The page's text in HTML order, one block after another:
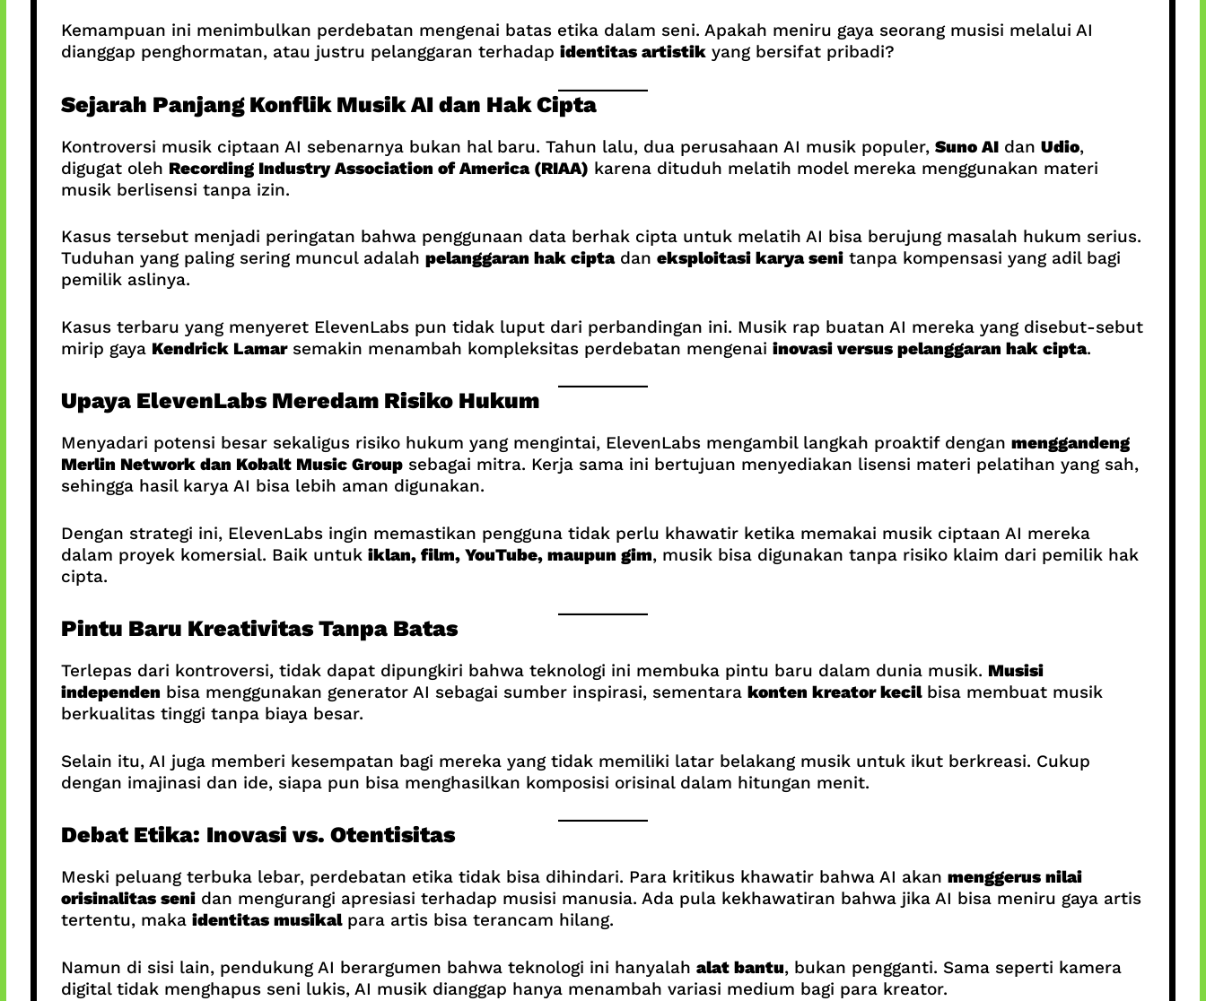
Kemampuan ini menimbulkan perdebatan mengenai batas etika dalam seni. Apakah meniru gaya seorang musisi melalui AI
dianggap penghormatan, atau justru pelanggaran terhadap identitas artistikyang bersifat pribadi?
Sejarah Panjang Konflik Musik AI dan Hak Cipta
Kontroversi musik ciptaan AI sebenarnya bukan hal baru. Tahun lalu, dua perusahaan AI musik populer, Suno AIdan Udio,
digugat oleh Recording Industry Association of America (RIAA) karena dituduh melatih model mereka menggunakan materi
musik berlisensi tanpa izin.
Kasus tersebut menjadi peringatan bahwa penggunaan data berhak cipta untuk melatih AI bisa berujung masalah hukum serius.
Tuduhan yang paling sering muncul adalah pelanggaran hak ciptadan eksploitasi karya senitanpa kompensasi yang adil bagi
pemilik aslinya.
Kasus terbaru yang menyeret ElevenLabs pun tidak luput dari perbandingan ini. Musik rap buatan AI mereka yang disebut-sebut
mirip gaya Kendrick Lamarsemakin menambah kompleksitas perdebatan mengenai inovasi versus pelanggaran hak cipta.
Upaya ElevenLabs Meredam Risiko Hukum
Menyadari potensi besar sekaligus risiko hukum yang mengintai, ElevenLabs mengambil langkah proaktif dengan menggandeng
Merlin Network dan Kobalt Music Groupsebagai mitra. Kerja sama ini bertujuan menyediakan lisensi materi pelatihan yang sah,
sehingga hasil karya AI bisa lebih aman digunakan.
Dengan strategi ini, ElevenLabs ingin memastikan pengguna tidak perlu khawatir ketika memakai musik ciptaan AI mereka
dalam proyek komersial. Baik untuk iklan, film, YouTube, maupun gim, musik bisa digunakan tanpa risiko klaim dari pemilik hak
cipta.
Pintu Baru Kreativitas Tanpa Batas
Terlepas dari kontroversi, tidak dapat dipungkiri bahwa teknologi ini membuka pintu baru dalam dunia musik. Musisi
independen bisa menggunakan generator AI sebagai sumber inspirasi, sementara konten kreator kecilbisa membuat musik
berkualitas tinggi tanpa biaya besar.
Selain itu, AI juga memberi kesempatan bagi mereka yang tidak memiliki latar belakang musik untuk ikut berkreasi. Cukup
dengan imajinasi dan ide, siapa pun bisa menghasilkan komposisi orisinal dalam hitungan menit.
Debat Etika: Inovasi vs. Otentisitas
Meski peluang terbuka lebar, perdebatan etika tidak bisa dihindari. Para kritikus khawatir bahwa AI akan menggerus nilai
orisinalitas senidan mengurangi apresiasi terhadap musisi manusia. Ada pula kekhawatiran bahwa jika AI bisa meniru gaya artis
tertentu, maka identitas musikalpara artis bisa terancam hilang.
Namun di sisi lain, pendukung AI berargumen bahwa teknologi ini hanyalah alat bantu, bukan pengganti. Sama seperti kamera
digital tidak menghapus seni lukis, AI musik dianggap hanya menambah variasi medium bagi para kreator.